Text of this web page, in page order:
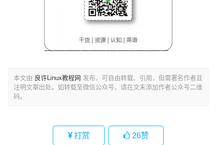
本文由 良许Linux教程网 发布，可自由转载、引用，但需署名作者且
注明文章出处。如转载至微信公众号，请在文末添加作者公众号二维
码。
打赏 26赞